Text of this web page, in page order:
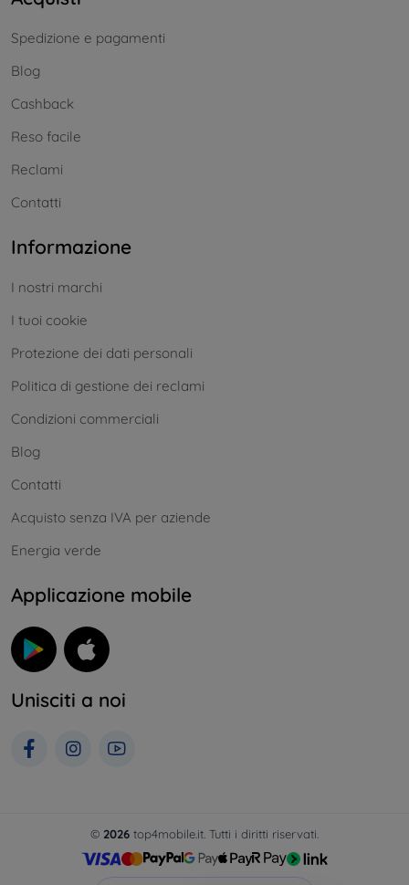
Spedizione e pagamenti
Blog
Cashback
Reso facile
Reclami
Contatti
Informazione
I nostri marchi
I tuoi cookie
Protezione dei dati personali
Politica di gestione dei reclami
Condizioni commerciali
Blog
Contatti
Acquisto senza IVA per aziende
Energia verde
Applicazione mobile
Unisciti a noi
© 2026 top4mobile.it. Tutti i diritti riservati.